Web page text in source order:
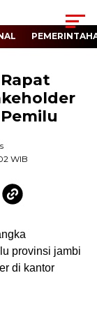
WIB
provinsi jambi
di kantor